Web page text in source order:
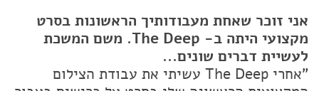
אני זוכר שאחת מעבודותיך הראשונות בסרט
מקצועי היתה ב- The Deep. משם המשכת
לעשיית דברים שונים...
"אחרי The Deep עשיתי את עבודת הצילום